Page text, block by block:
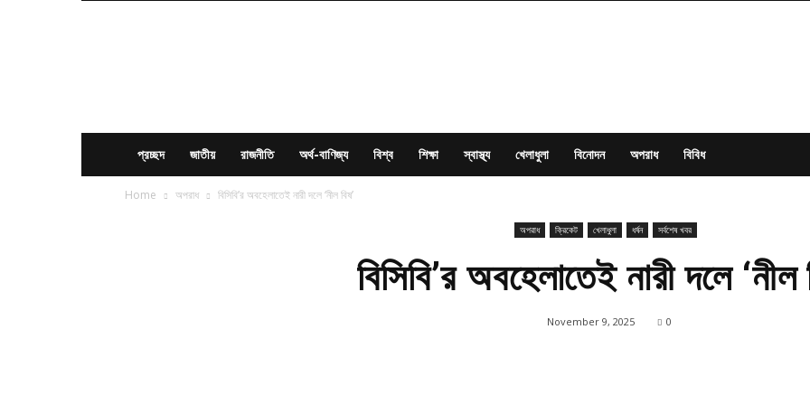
প্রচ্ছদ জাতীয় রাজনীতি অর্থ-বাণিজ্য বিশ্ব শিক্ষা স্বাস্থ্য খেলাধুলা বিনোদন অপরাধ বিবিধ
Home অপরাধ বিসিবি’র অবহেলাতেই নারী দলে ‘নীল বিষ’
অপরাধ ক্রিকেট খেলাধুলা ধর্ষন সর্বশেষ খবর
বিসিবি’র অবহেলাতেই নারী দলে ‘নীল
November 9, 2025 0